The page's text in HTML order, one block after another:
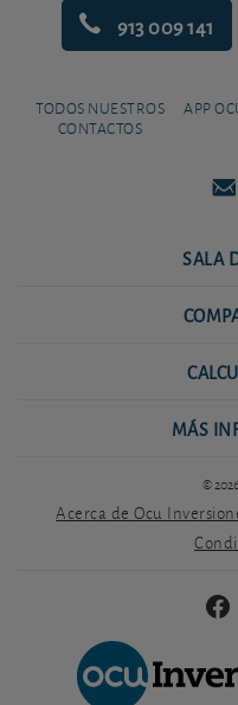
913 009 141
TODOS NUESTROS
CONTACTOS
APP
SALA
MÁS
©
Acerca de Ocu